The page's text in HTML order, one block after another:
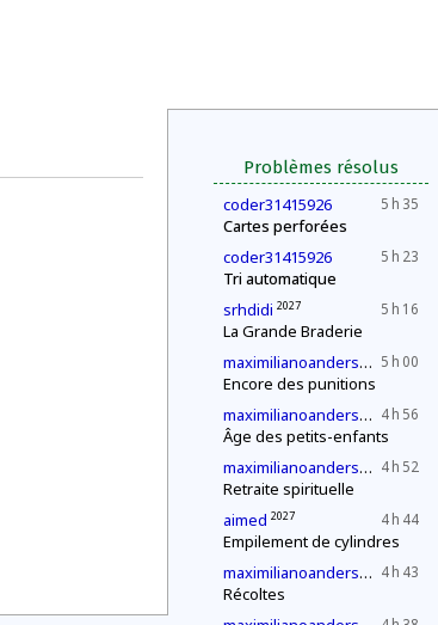
Problèmes résolus
5 h 35
coder31415926
Cartes perforées
5 h 23
coder31415926
Tri automatique
5 h 16
srhdidi 2027
La Grande Braderie
5 h 00
maximilianoandersen3 2027
Encore des punitions
4 h 56
maximilianoandersen3 2027
Âge des petits-enfants
4 h 52
maximilianoandersen3 2027
Retraite spirituelle
4 h 44
aimed 2027
Empilement de cylindres
4 h 43
maximilianoandersen3 2027
Récoltes
2027